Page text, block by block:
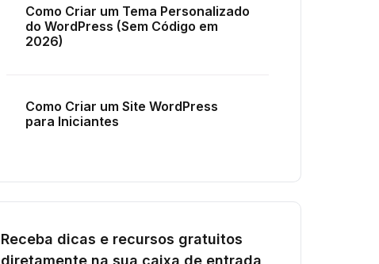
Como Criar um Tema Personalizado
do WordPress (Sem Código em
2026)
Como Criar um Site WordPress
para Iniciantes
Receba dicas e recursos gratuitos
diretamente na sua caixa de entrada,